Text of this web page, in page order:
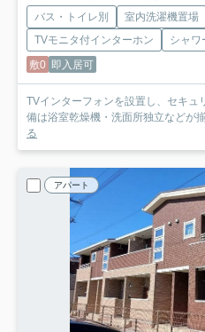
バス・トイレ別 室内洗濯機置場
TVモニタ付インターホン
シャワ
敷0 即入居可
TVインターフォンを設置し、セキュ
備は浴室乾燥機・洗面所独立などが
る
アパート